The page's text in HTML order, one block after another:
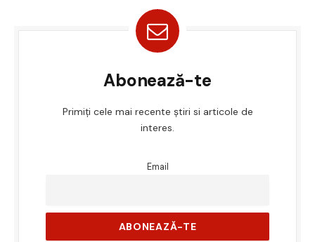
Abonează-te
Primiți cele mai recente știri si articole de
interes.
Email